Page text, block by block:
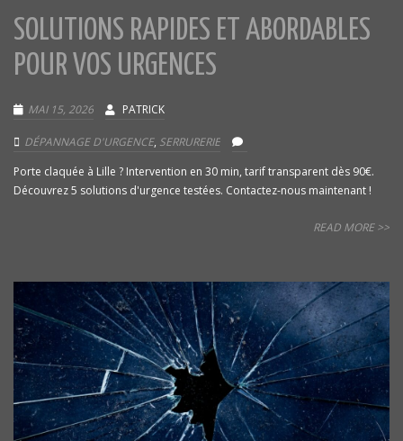
SOLUTIONS RAPIDES ET ABORDABLES
POUR VOS URGENCES
MAI 15, 2026 PATRICK
DÉPANNAGE D'URGENCE, SERRURERIE
Porte claquée à Lille ? Intervention en 30 min, tarif transparent dès 90€.
Découvrez 5 solutions d'urgence testées. Contactez-nous maintenant !
READ MORE >>